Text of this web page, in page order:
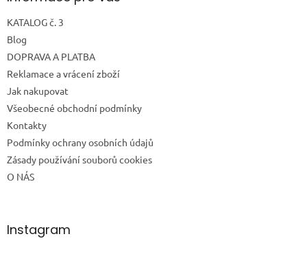
KATALOG č. 3
Blog
DOPRAVA A PLATBA
Reklamace a vrácení zboží
Jak nakupovat
Všeobecné obchodní podmínky
Kontakty
Podmínky ochrany osobních údajů
Zásady používání souborů cookies
O NÁS
Instagram